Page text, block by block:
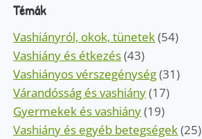
Témák
Vashiányról, okok, tünetek(54)
Vashiány és étkezés(43)
Vashiányos vérszegénység(31)
Várandósság és vashiány(17)
Gyermekek és vashiány(19)
Vashiány és egyéb betegségek(25)